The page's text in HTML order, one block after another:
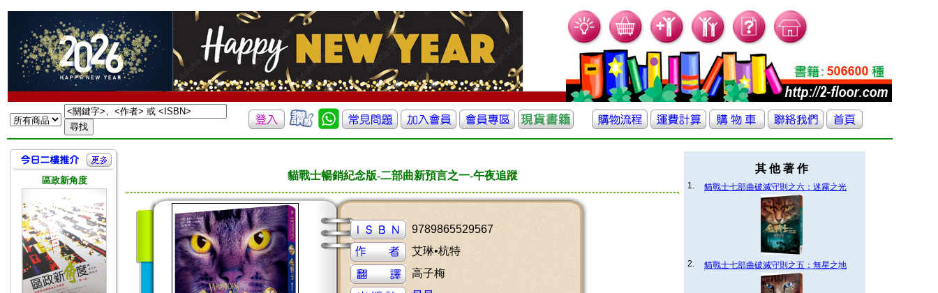
區政新角度 貓戰士暢銷紀念版-二部曲新預言之一-午夜追蹤
9789865529567
艾琳•杭特
高子梅
其 他 著 作
1. 貓戰士七部曲破滅守則之六：迷霧之光
2. 貓戰士七部曲破滅守則之五：無星之地